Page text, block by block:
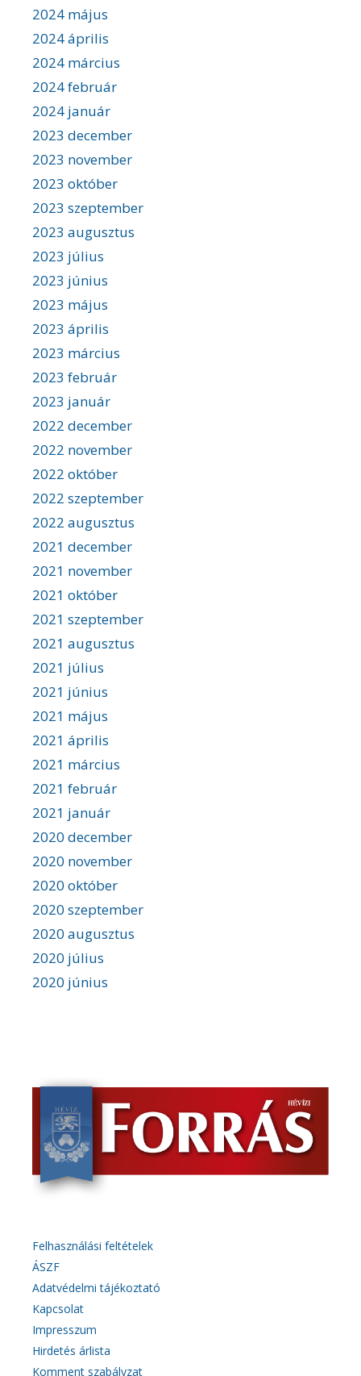
2024 május
2024 április
2024 március
2024 február
2024 január
2023 december
2023 november
2023 október
2023 szeptember
2023 augusztus
2023 július
2023 június
2023 május
2023 április
2023 március
2023 február
2023 január
2022 december
2022 november
2022 október
2022 szeptember
2022 augusztus
2021 december
2021 november
2021 október
2021 szeptember
2021 augusztus
2021 július
2021 június
2021 május
2021 április
2021 március
2021 február
2021 január
2020 december
2020 november
2020 október
2020 szeptember
2020 augusztus
2020 július
2020 június
Felhasználási feltételek
ÁSZF
Adatvédelmi tájékoztató
Kapcsolat
Impresszum
Hirdetés árlista
Komment szabályzat